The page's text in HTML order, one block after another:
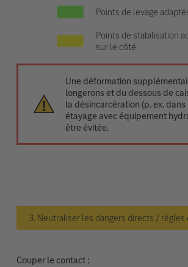
Points de levage
Points de stabilisation
sur le côté
Une déformation
longerons et du dessous de
la désincarcération (p. ex. dans
étayage avec équipement
être évitée.
3. Neutraliser les dangers directs / règles
Couper le contact :